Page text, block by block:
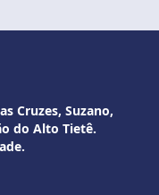
Cruzes, Suzano,
do Alto Tietê.